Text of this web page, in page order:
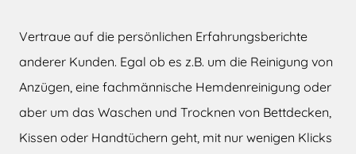
Vertraue auf die persönlichen Erfahrungsberichte
anderer Kunden. Egal ob es z.B. um die Reinigung von
Anzügen, eine fachmännische Hemdenreinigung oder
aber um das Waschen und Trocknen von Bettdecken,
Kissen oder Handtüchern geht, mit nur wenigen Klicks